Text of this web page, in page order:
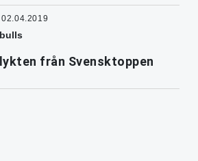
från Svensktoppen